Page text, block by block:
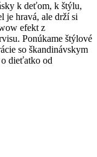
k deťom, k štýlu,
je hravá, ale drží si
efekt z
Ponúkame štýlové
so škandinávskym
dieťatko od